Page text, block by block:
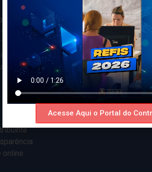
635
Ceará-Mirim – RN
5916
à Sexta
online
Acesse Aqui o Portal do